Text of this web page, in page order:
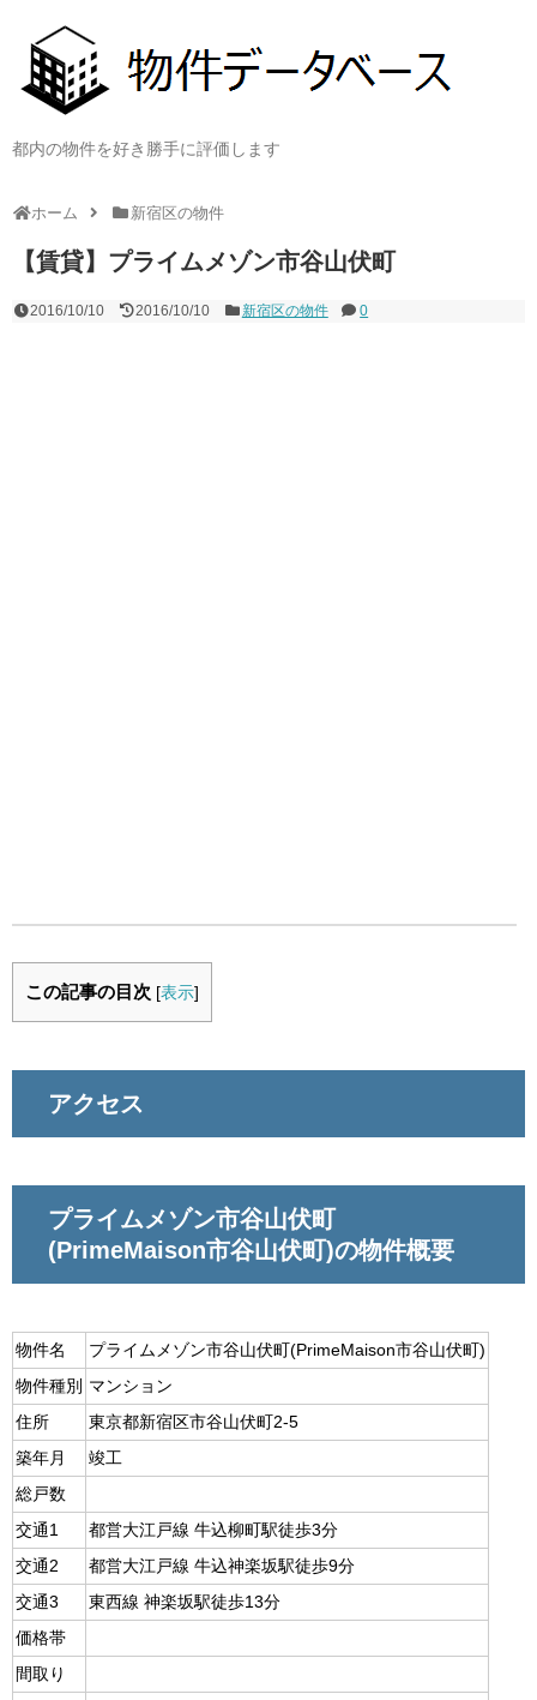
都内の物件を好き勝手に評価します
ホーム 新宿区の物件
【賃貸】プライムメゾン市谷山伏町
2016/10/10 2016/10/10 新宿区の物件 0
この記事の目次 [表示]
アクセス
プライムメゾン市谷山伏町
(PrimeMaison市谷山伏町)の物件概要
物件名
プライムメゾン市谷山伏町(PrimeMaison市谷山伏町)
物件種別 マンション
住所
東京都新宿区市谷山伏町2-5
築年月
竣工
総戸数
交通1
都営大江戸線 牛込柳町駅徒歩3分
交通2
都営大江戸線 牛込神楽坂駅徒歩9分
交通3
東西線 神楽坂駅徒歩13分
価格帯
間取り